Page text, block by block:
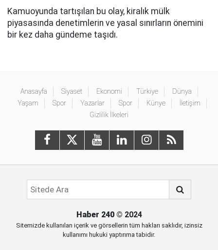
Kamuoyunda tartışılan bu olay, kiralık mülk
piyasasında denetimlerin ve yasal sınırların önemini
bir kez daha gündeme taşıdı.
Anasayfa Siyaset Ekonomi Türkiye
Dünya
Yaşam
Spor Yazarlar Spor Künye
İletişim
Gizlilik İlkeleri
Haber 240© 2024
Sitemizde kullanılan içerik ve görsellerin tüm hakları saklıdır, izinsiz
kullanımı hukuki yaptırıma tabidir.